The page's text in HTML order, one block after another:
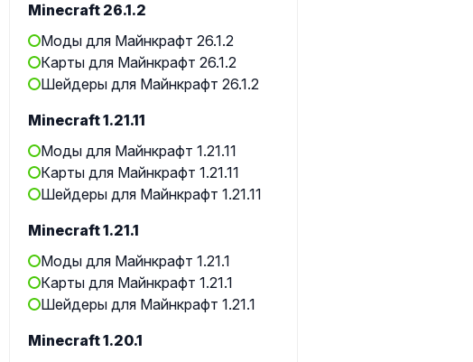
Minecraft 26.1.2
Моды для Майнкрафт 26.1.2
Карты для Майнкрафт 26.1.2
Шейдеры для Майнкрафт 26.1.2
Minecraft 1.21.11
Моды для Майнкрафт 1.21.11
Карты для Майнкрафт 1.21.11
Шейдеры для Майнкрафт 1.21.11
Minecraft 1.21.1
Моды для Майнкрафт 1.21.1
Карты для Майнкрафт 1.21.1
Шейдеры для Майнкрафт 1.21.1
Minecraft 1.20.1